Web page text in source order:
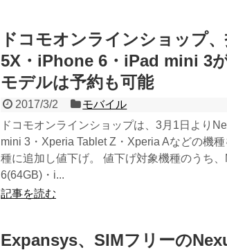
ドコモオンラインショップ
5X・iPhone 6・iPad mini 3
モデルは予約も可能
2017/3/2
モバイル
ドコモオンラインショップは、3月1日より
mini 3・Xperia Tablet Z・Xperia Aなどの機
種に追加し値下げ。 値下げ対象機種のうち
6(64GB)・i...
記事を読む
Expansys、SIMフリーの